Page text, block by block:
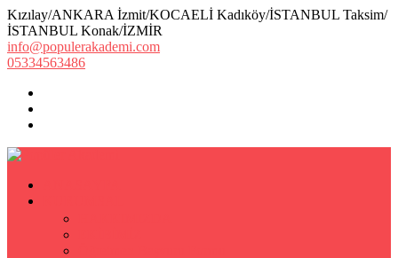
Kızılay/ANKARA İzmit/KOCAELİ Kadıköy/İSTANBUL Taksim/
İSTANBUL Konak/İZMİR
info@populerakademi.com
05334563486